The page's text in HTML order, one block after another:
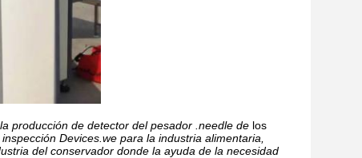
producción de detector del pesador .needle de los
inspección Devices.we para la industria alimentaria,
del conservador donde la ayuda de la necesidad